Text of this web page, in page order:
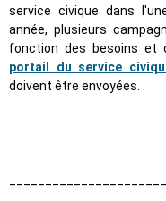
service civique dans
année, plusieurs
fonction des besoins et
portail du service
doivent être envoyées.